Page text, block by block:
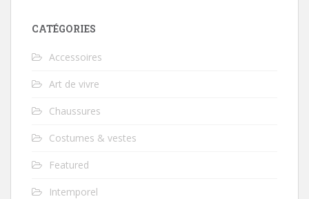
CATÉGORIES
Accessoires
Art de vivre
Chaussures
Costumes & vestes
Featured
Intemporel